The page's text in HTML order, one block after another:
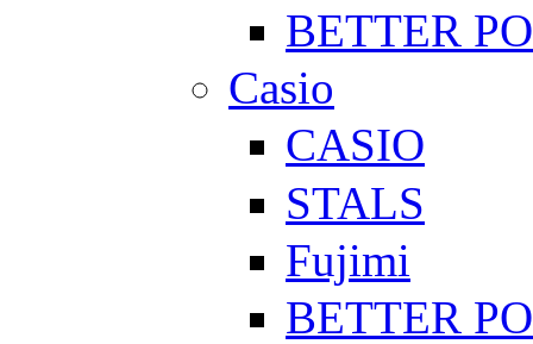
BETTER
Casio
CASIO
STALS
Fujimi
BETTER